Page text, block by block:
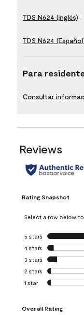
TDS N624 (inglés)
TDS N624
Para
Consultar
Reviews
Rating Snapshot
Select a row below
5 stars stars
4 stars stars
3 stars stars
2 stars stars
1 star stars
Overall Rating